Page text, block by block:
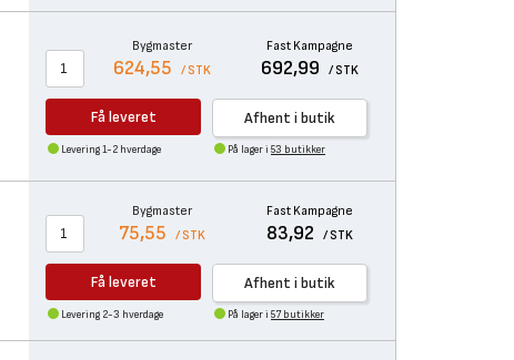
Bygmaster
624,55 / STK
Fast Kampagne
692,99 / STK
Få leveret Afhent i butik
Levering 1-2 hverdage På lager i 53 butikker
Bygmaster
75,55 / STK
Fast Kampagne
83,92 / STK
Få leveret Afhent i butik
Levering 2-3 hverdage På lager i 57 butikker